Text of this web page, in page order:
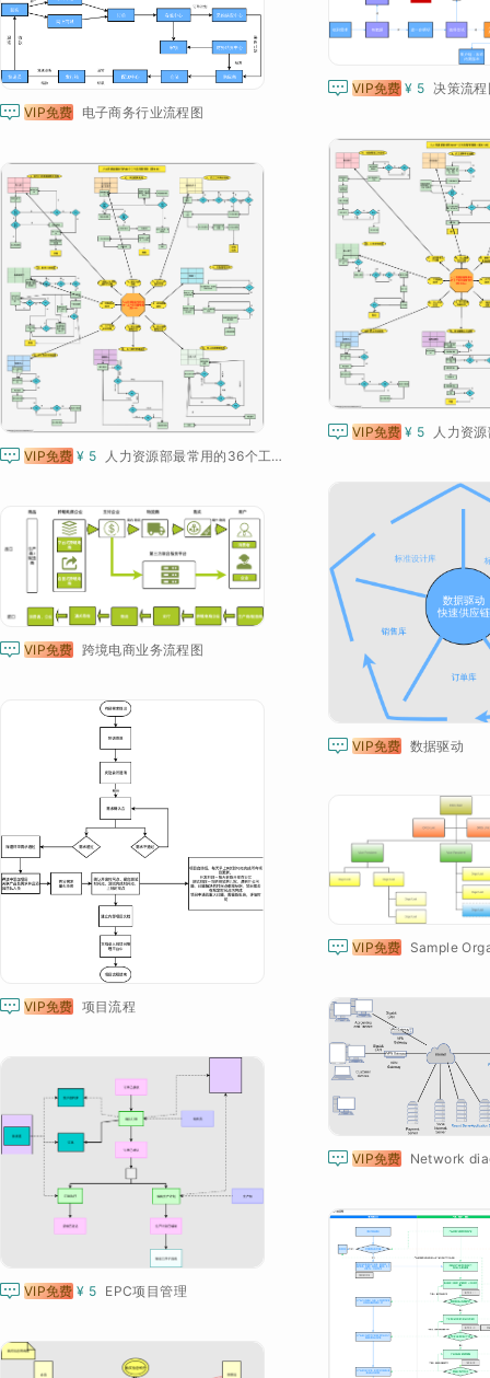
 VIP免费 ¥ 5 决策流
 VIP免费 电子商务行业流程图
 VIP免费 ¥ 5
 VIP免费 ¥ 5 人力资源部最常用的36个工作流程管理图（第9-16）
 VIP免费 数据驱动
 VIP免费 跨境电商业务流程图
 VIP免费 项目流程
 VIP免费
 VIP免费 Network
 VIP免费 ¥ 5 EPC项目管理